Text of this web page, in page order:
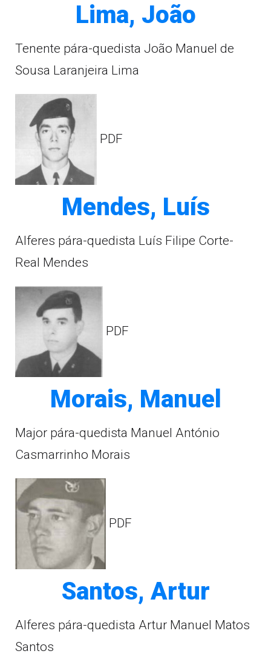
Lima, João
Tenente pára-quedista João Manuel de
Sousa Laranjeira Lima
PDF
Mendes, Luís
Alferes pára-quedista Luís Filipe Corte-
Real Mendes
PDF
Morais, Manuel
Major pára-quedista Manuel António
Casmarrinho Morais
PDF
Santos, Artur
Alferes pára-quedista Artur Manuel Matos
Santos